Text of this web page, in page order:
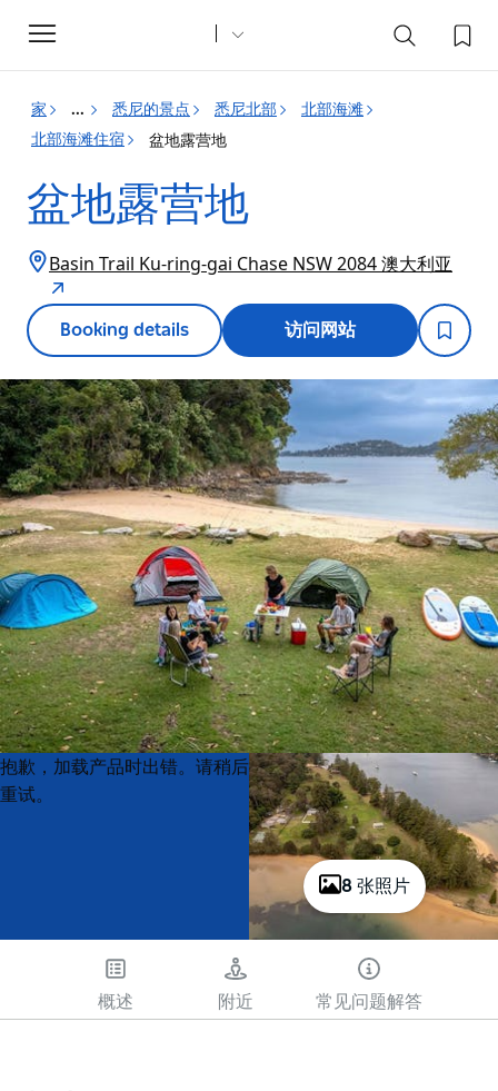
Toggle
navigation
家 ... 悉尼的景点 悉尼北部
北部海滩
北部海滩住宿
盆地露营地
盆地露营地
Basin Trail Ku-ring-gai Chase NSW 2084 澳大利亚
Booking details 访问网站
8 张照片
Product
List
Product
List
抱歉，加载产品时出错。请稍后
重试。
概述 附近 常见问题解答